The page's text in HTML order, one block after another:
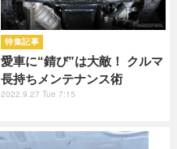
愛車に“錆び”は大敵！ クルマ
長持ちメンテナンス術
特集記事
2022.9.27 Tue 7:15